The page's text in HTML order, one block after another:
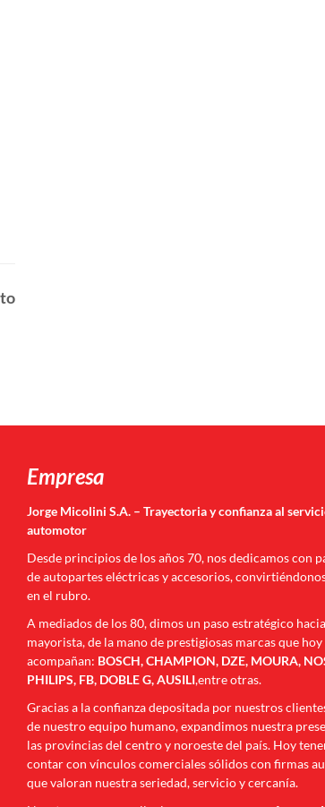
Empresa
Jorge Micolini S.A. – Trayectoria y confianza al
automotor
Desde principios de los años 70, nos dedicamos con
de autopartes eléctricas y accesorios,
en el rubro.
A mediados de los 80, dimos un paso estratégico
mayorista, de la mano de prestigiosas marcas que hoy
acompañan: BOSCH, CHAMPION, DZE, MOURA,
PHILIPS, FB, DOBLE G, AUSILI,entre otras.
Gracias a la confianza depositada por nuestros
de nuestro equipo humano, expandimos nuestra
las provincias del centro y noroeste del país. Hoy
contar con vínculos comerciales sólidos con firmas
que valoran nuestra seriedad, servicio y cercanía.